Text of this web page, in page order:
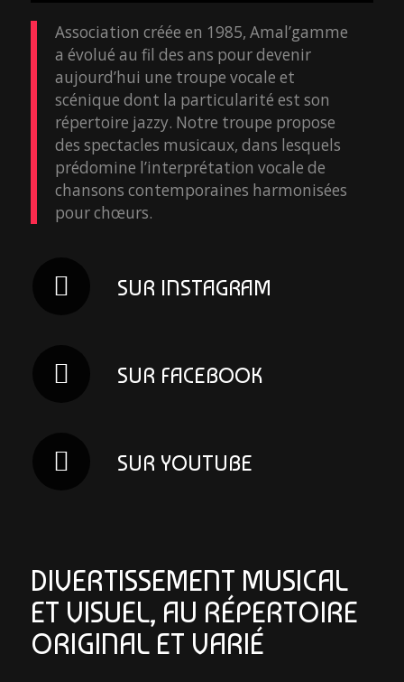
Association créée en 1985, Amal’gamme
a évolué au fil des ans pour devenir
aujourd’hui une troupe vocale et
scénique dont la particularité est son
répertoire jazzy. Notre troupe propose
des spectacles musicaux, dans lesquels
prédomine l’interprétation vocale de
chansons contemporaines harmonisées
pour chœurs.
SUR INSTAGRAM
SUR FACEBOOK
SUR YOUTUBE
DIVERTISSEMENT MUSICAL
ET VISUEL, AU RÉPERTOIRE
ORIGINAL ET VARIÉ